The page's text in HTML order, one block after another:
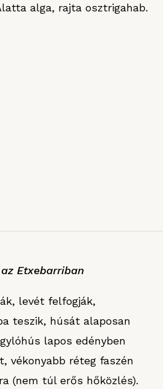
alga, rajta osztrigahab.
Etxebarriban
levét felfogják,
teszik, húsát alaposan
lapos edényben
vékonyabb réteg faszén
(nem túl erős hőközlés).